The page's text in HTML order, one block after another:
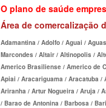
EMPRESARIAL
KIPP PLANO DE
MEDIAL PLANO DE
MEDICAL HEALTH
EMPRESARIAL
PLANO DE SAÚDE
PLANO DE SAÚDE GNDI
PLANO DE SAÚDE KIPP
PLANO DE SAÚDE
ONE
PLENA
SANTA
O plano de saúde
Área de comercalização
Adamantina / Adolfo / Aguai /
Marcondes / Altair / Altinopolis /
Americo Brasiliense / Americo de
Apiai / Aracariguama / Aracatuba
Ariranha / Artur Nogueira / Aruja /
/ Barao de Antonina / Barbosa /